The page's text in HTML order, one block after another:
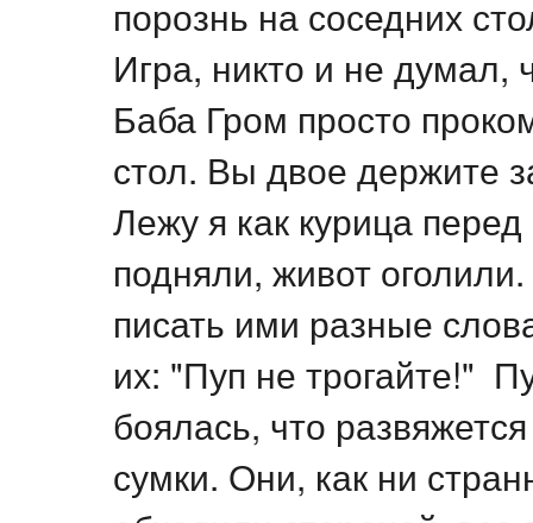
порознь на соседних
Игра, никто и не думал,
Баба Гром просто
стол. Вы двое держите
Лежу я как курица
подняли, живот
писать ими разные
их: "Пуп не трогайте!"
боялась, что
сумки. Они, как ни